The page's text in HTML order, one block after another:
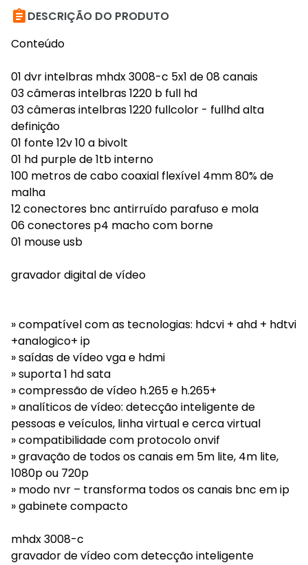
DESCRIÇÃO DO PRODUTO
Conteúdo
01 dvr intelbras mhdx 3008-c 5x1 de 08 canais
03 câmeras intelbras 1220 b full hd
03 câmeras intelbras 1220 fullcolor - fullhd alta
definição
01 fonte 12v 10 a bivolt
01 hd purple de 1tb interno
100 metros de cabo coaxial flexível 4mm 80% de
malha
12 conectores bnc antirruído parafuso e mola
06 conectores p4 macho com borne
01 mouse usb
gravador digital de vídeo
» compatível com as tecnologias: hdcvi + ahd + hdtvi
+analogico+ ip
» saídas de vídeo vga e hdmi
» suporta 1 hd sata
» compressão de vídeo h.265 e h.265+
» analíticos de vídeo: detecção inteligente de
pessoas e veículos, linha virtual e cerca virtual
» compatibilidade com protocolo onvif
» gravação de todos os canais em 5m lite, 4m lite,
1080p ou 720p
» modo nvr – transforma todos os canais bnc em ip
» gabinete compacto
mhdx 3008-c
gravador de vídeo com detecção inteligente